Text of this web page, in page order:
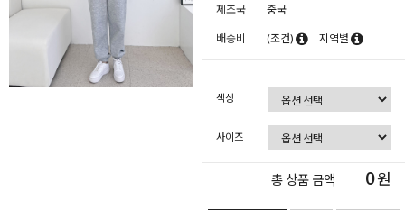
제조국 중국
배송비 (조건) 지역별
색상
사이즈
총 상품 금액 0원